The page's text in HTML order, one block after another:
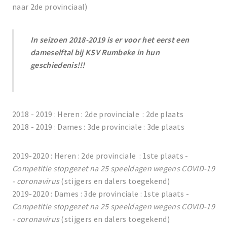
naar 2de provinciaal)
In seizoen 2018-2019 is er voor het eerst een
dameselftal bij KSV Rumbeke in hun
geschiedenis!!!
2018 - 2019 : Heren : 2de provinciale : 2de plaats
2018 - 2019 : Dames : 3de provinciale : 3de plaats
2019-2020 : Heren : 2de provinciale : 1ste plaats -
Competitie stopgezet na 25 speeldagen wegens COVID-19
- coronavirus(stijgers en dalers toegekend)
2019-2020 : Dames : 3de provinciale : 1ste plaats -
Competitie stopgezet na 25 speeldagen wegens COVID-19
- coronavirus(stijgers en dalers toegekend)